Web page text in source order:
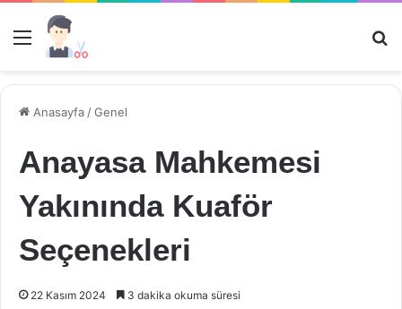
Menü
Anasayfa /Genel
Anayasa Mahkemesi
Yakınında Kuaför
Seçenekleri
22 Kasım 2024 3 dakika okuma süresi